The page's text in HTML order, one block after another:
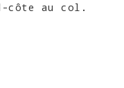
côte au col.